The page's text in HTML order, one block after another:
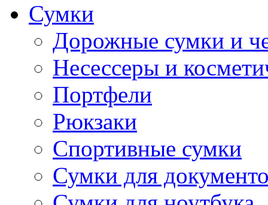
Сумки
Дорожные сумки и
Несессеры и
Портфели
Рюкзаки
Спортивные сумки
Сумки для